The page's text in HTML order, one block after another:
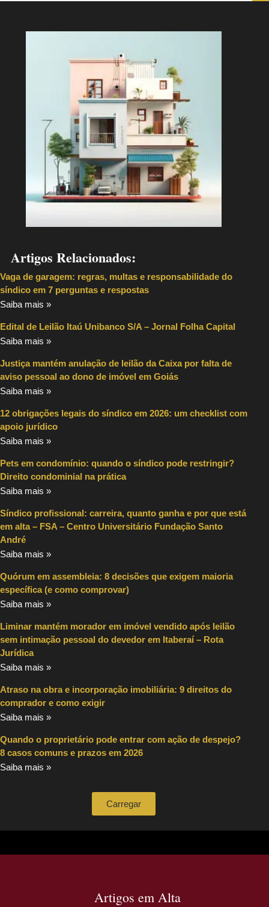
Artigos Relacionados:
Vaga de garagem: regras, multas e responsabilidade do
síndico em 7 perguntas e respostas
Saiba mais »
Edital de Leilão Itaú Unibanco S/A – Jornal Folha Capital
Saiba mais »
Justiça mantém anulação de leilão da Caixa por falta de
aviso pessoal ao dono de imóvel em Goiás
Saiba mais »
12 obrigações legais do síndico em 2026: um checklist com
apoio jurídico
Saiba mais »
Pets em condomínio: quando o síndico pode restringir?
Direito condominial na prática
Saiba mais »
Síndico profissional: carreira, quanto ganha e por que está
em alta – FSA – Centro Universitário Fundação Santo
André
Saiba mais »
Quórum em assembleia: 8 decisões que exigem maioria
específica (e como comprovar)
Saiba mais »
Liminar mantém morador em imóvel vendido após leilão
sem intimação pessoal do devedor em Itaberaí – Rota
Jurídica
Saiba mais »
Atraso na obra e incorporação imobiliária: 9 direitos do
comprador e como exigir
Saiba mais »
Quando o proprietário pode entrar com ação de despejo?
8 casos comuns e prazos em 2026
Saiba mais »
Carregar
Artigos em Alta